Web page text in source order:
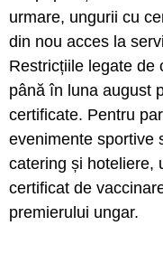
urmare, ungurii cu
din nou acces la
Restricțiile legate de
până în luna august
certificate. Pentru
evenimente sportive
catering și hoteliere,
certificat de
premierului ungar.